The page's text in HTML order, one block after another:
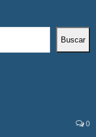
Buscar
0